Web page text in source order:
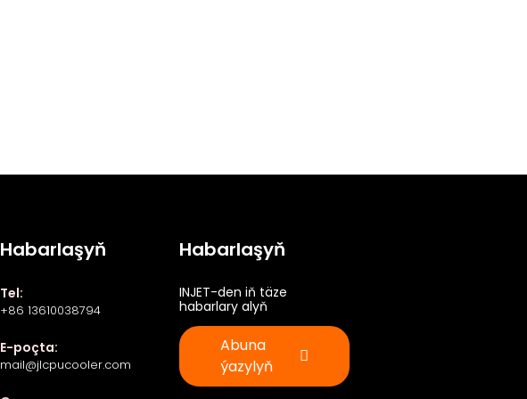
Habarlaşyň
Tel:
+86 13610038794
E-poçta:
mail@jlcpucooler.com
Habarlaşyň
INJET-den iň täze
habarlary alyň
Abuna
ýazylyň